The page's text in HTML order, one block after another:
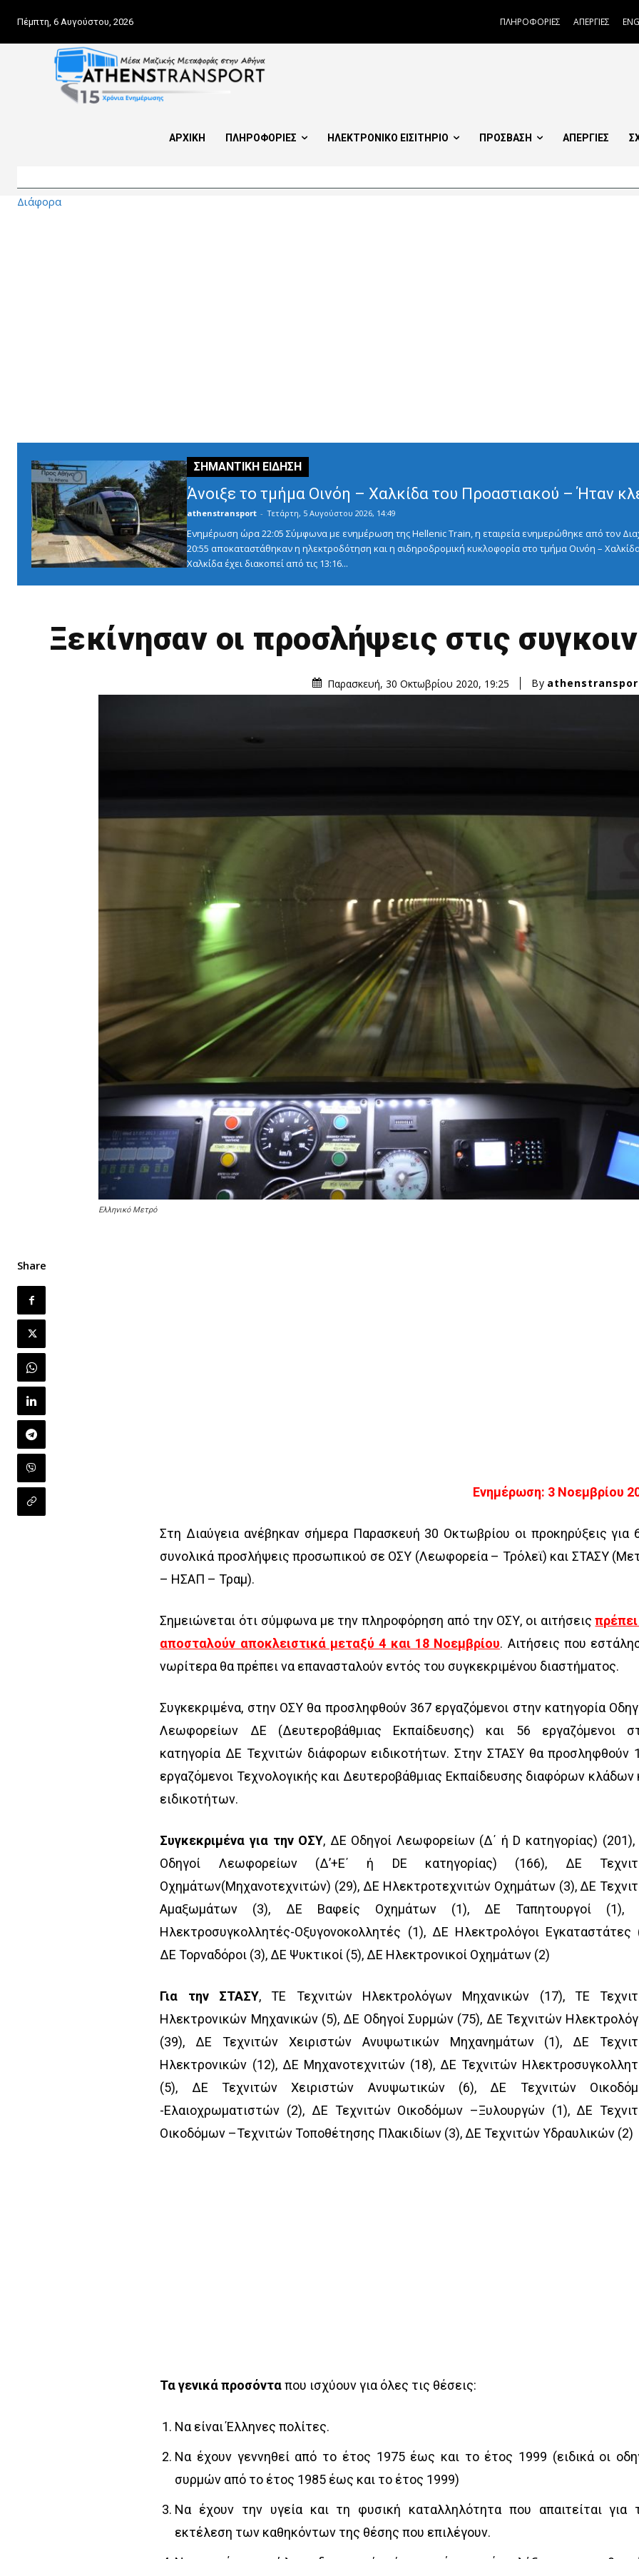
Πέμπτη, 6 Αυγούστου, 2026 ΠΛΗΡΟΦΟΡΙΕΣ ΑΠΕΡΓΙΕΣ
ΑΡΧΙΚΗ ΠΛΗΡΟΦΟΡΙΕΣ ΗΛΕΚΤΡΟΝΙΚΟ ΕΙΣΙΤΗΡΙΟ ΠΡΟΣΒΑΣΗ ΑΠΕΡΓΙΕΣ
Διάφορα
Άνοιξε το τμήμα Οινόη – Χαλκίδα του Προαστιακού – Ήταν
athenstransport - Τετάρτη, 5 Αυγούστου 2026, 14:49
Ενημέρωση ώρα 22:05 Σύμφωνα με ενημέρωση της Hellenic Train, η εταιρεία ενημερώθηκε από τον
20:55 αποκαταστάθηκαν η ηλεκτροδότηση και η σιδηροδρομική κυκλοφορία στο τμήμα Οινόη –
Χαλκίδα έχει διακοπεί από τις 13:16...
Ξεκίνησαν οι προσλήψεις στις
Παρασκευή, 30 Οκτωβρίου 2020, 19:25 By
Ελληνικό Μετρό
Share
Ενημέρωση: 3 Νοεμβρίου
Στη Διαύγεια ανέβηκαν σήμερα Παρασκευή 30 Οκτωβρίου οι προκηρύξεις για
συνολικά προσλήψεις προσωπικού σε ΟΣΥ (Λεωφορεία – Τρόλεϊ) και ΣΤΑΣΥ
– ΗΣΑΠ – Τραμ).
Σημειώνεται ότι σύμφωνα με την πληροφόρηση από την ΟΣΥ, οι αιτήσεις
αποσταλούν αποκλειστικά μεταξύ 4 και 18 Νοεμβρίου. Αιτήσεις που
νωρίτερα θα πρέπει να επανασταλούν εντός του συγκεκριμένου διαστήματος.
Συγκεκριμένα, στην ΟΣΥ θα προσληφθούν 367 εργαζόμενοι στην κατηγορία
Λεωφορείων ΔΕ (Δευτεροβάθμιας Εκπαίδευσης) και 56 εργαζόμενοι
κατηγορία ΔΕ Τεχνιτών διάφορων ειδικοτήτων. Στην ΣΤΑΣΥ θα προσληφθούν
εργαζόμενοι Τεχνολογικής και Δευτεροβάθμιας Εκπαίδευσης διαφόρων κλάδων
ειδικοτήτων.
Συγκεκριμένα για την ΟΣΥ, ΔΕ Οδηγοί Λεωφορείων (Δ΄ ή D κατηγορίας)
Οδηγοί Λεωφορείων (Δ’+Ε΄ ή DΕ κατηγορίας) (166), ΔΕ
Οχημάτων(Μηχανοτεχνιτών) (29), ΔΕ Ηλεκτροτεχνιτών Οχημάτων (3), ΔΕ
Αμαξωμάτων (3), ΔΕ Βαφείς Οχημάτων (1), ΔΕ Ταπητουργοί (1),
Ηλεκτροσυγκολλητές-Οξυγονοκολλητές (1), ΔΕ Ηλεκτρολόγοι Εγκαταστάτες
ΔΕ Τορναδόροι (3), ΔΕ Ψυκτικοί (5), ΔΕ Ηλεκτρονικοί Οχημάτων (2)
Για την ΣΤΑΣΥ, ΤΕ Τεχνιτών Ηλεκτρολόγων Μηχανικών (17), ΤΕ
Ηλεκτρονικών Μηχανικών (5), ΔΕ Οδηγοί Συρμών (75), ΔΕ Τεχνιτών
(39), ΔΕ Τεχνιτών Χειριστών Ανυψωτικών Μηχανημάτων (1), ΔΕ
Ηλεκτρονικών (12), ΔΕ Μηχανοτεχνιτών (18), ΔΕ Τεχνιτών
(5), ΔΕ Τεχνιτών Χειριστών Ανυψωτικών (6), ΔΕ Τεχνιτών
-Ελαιοχρωματιστών (2), ΔΕ Τεχνιτών Οικοδόμων –Ξυλουργών (1), ΔΕ
Οικοδόμων –Τεχνιτών Τοποθέτησης Πλακιδίων (3), ΔΕ Τεχνιτών Υδραυλικών (2)
Τα γενικά προσόνταπου ισχύουν για όλες τις θέσεις:
Να είναι Έλληνες πολίτες.
Να έχουν γεννηθεί από το έτος 1975 έως και το έτος 1999 (ειδικά οι
συρμών από το έτος 1985 έως και το έτος 1999)
Να έχουν την υγεία και τη φυσική καταλληλότητα που απαιτείται για
εκτέλεση των καθηκόντων της θέσης που επιλέγουν.